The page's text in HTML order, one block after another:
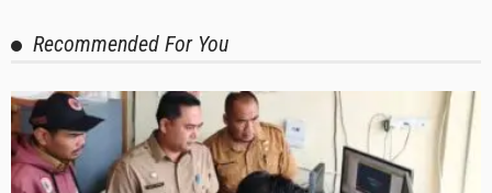
Recommended For You